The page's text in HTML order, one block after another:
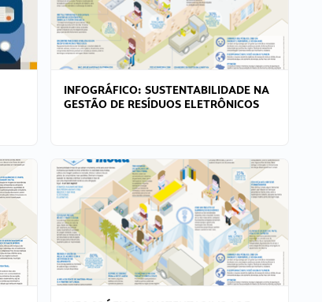
INFOGRÁFICO: SUSTENTABILIDADE NA
GESTÃO DE RESÍDUOS ELETRÔNICOS